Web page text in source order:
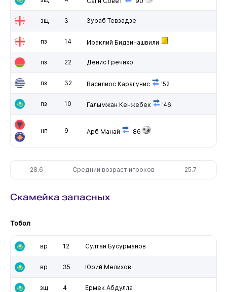
зщ 3 Зураб Тевзадзе
пз 14 Ираклий Бидзинашвили
пз 22 Денис Гречихо
пз 32 Василиос Карагунис '52
пз 10 Галымжан Кенжебек '46
нп 9 Арб Манай '86
28.6 Средний возраст игроков 25.7
Скамейка запасных
Тобол
вр 12 Султан Бусурманов
вр 35 Юрий Мелихов
зщ 4 Ермек Абдулла